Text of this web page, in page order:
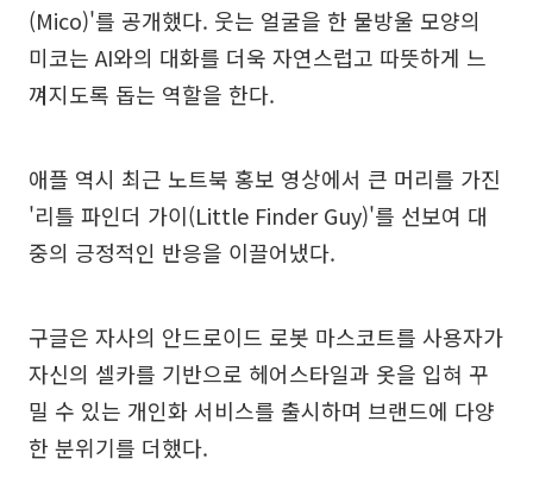
(Mico)'를 공개했다. 웃는 얼굴을 한 물방울 모양의
미코는 AI와의 대화를 더욱 자연스럽고 따뜻하게 느
껴지도록 돕는 역할을 한다.
애플 역시 최근 노트북 홍보 영상에서 큰 머리를 가진
'리틀 파인더 가이(Little Finder Guy)'를 선보여 대
중의 긍정적인 반응을 이끌어냈다.
구글은 자사의 안드로이드 로봇 마스코트를 사용자가
자신의 셀카를 기반으로 헤어스타일과 옷을 입혀 꾸
밀 수 있는 개인화 서비스를 출시하며 브랜드에 다양
한 분위기를 더했다.